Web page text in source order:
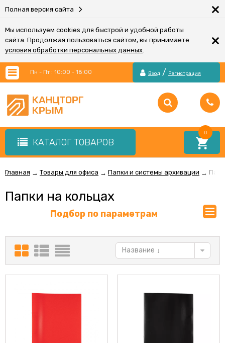
Полная версия сайта ×
Мы используем cookies для быстрой и удобной работы
сайта. Продолжая пользоваться сайтом, вы принимаете
условия обработки персональных данных.
×
Пн - Пт : 10:00 - 18:00 Вход / Регистрация
КАТАЛОГ ТОВАРОВ
0
Главная → Товары для офиса → Папки и системы архивации →
Папки на кольцах
Подбор по параметрам
Название